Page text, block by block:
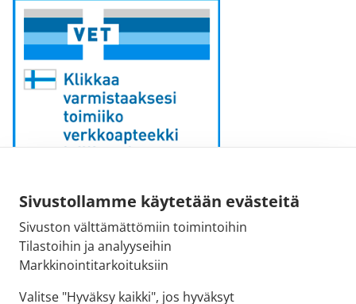
Sivustollamme käytetään evästeitä
Sivuston välttämättömiin toimintoihin
Tilastoihin ja analyyseihin
Markkinointitarkoituksiin
Valitse "Hyväksy kaikki", jos hyväksyt
Sähköpostiosoite:
kirjaamo [at] fimea.fi
Fimean vaihde:
029 522 3341